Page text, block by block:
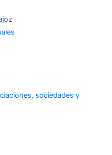
sociedades y